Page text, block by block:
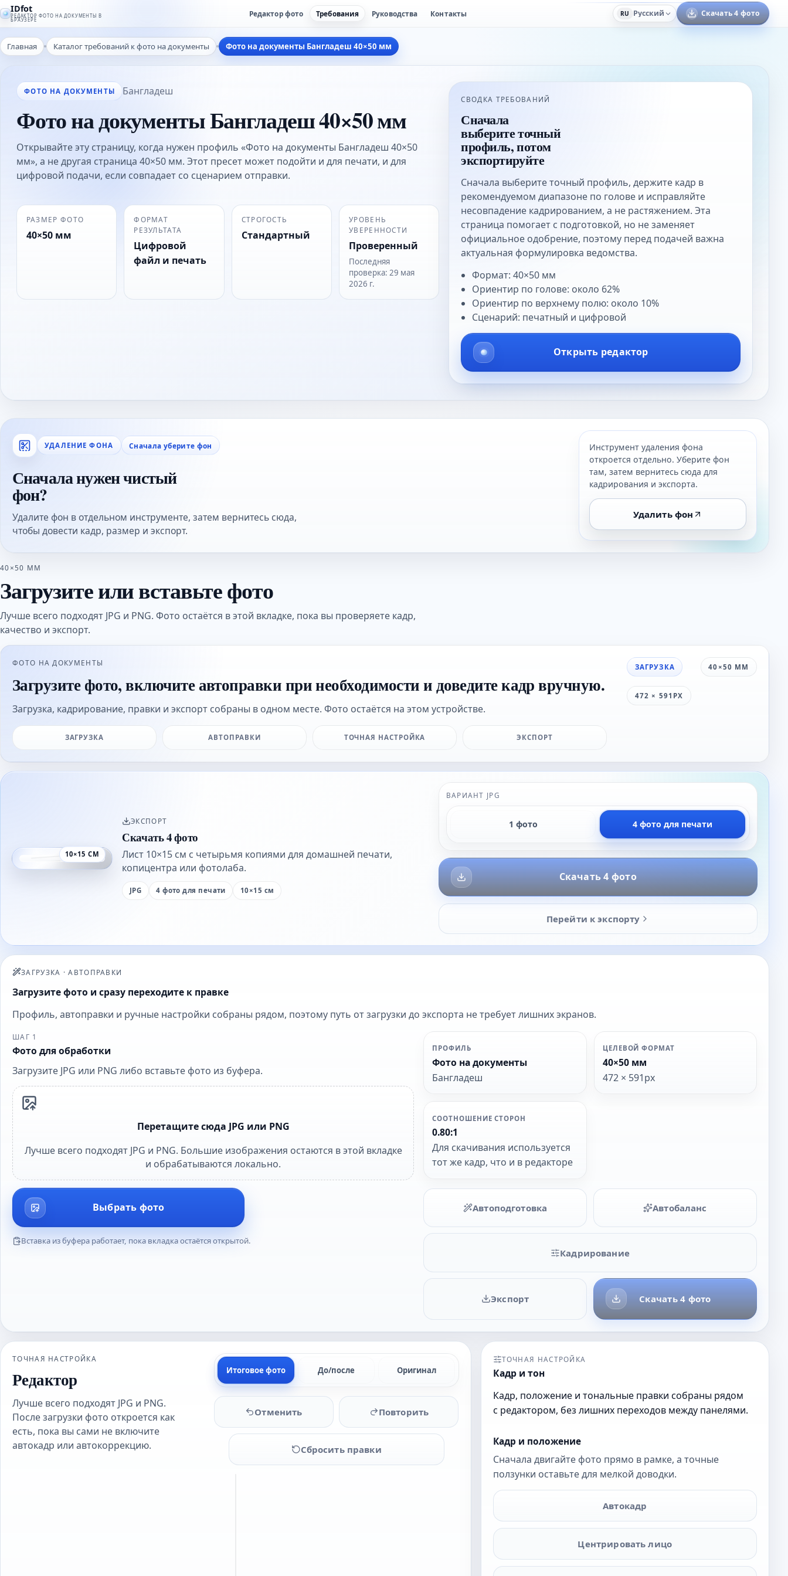
IDfot
РЕДАКТОР ФОТО НА ДОКУМЕНТЫ В
БРАУЗЕРЕ
Редактор фото Требования Руководства Контакты RU Русский Скачать 4 фото
Главная Каталог требований к фото на документы Фото на документы Бангладеш 40×50 мм
ФОТО НА ДОКУМЕНТЫ Бангладеш
Фото на документы Бангладеш 40×50 мм
Открывайте эту страницу, когда нужен профиль «Фото на документы Бангладеш 40×50
мм», а не другая страница 40×50 мм. Этот пресет может подойти и для печати, и для
цифровой подачи, если совпадает со сценарием отправки.
РАЗМЕР ФОТО
40×50 мм
ФОРМАТ
РЕЗУЛЬТАТА
Цифровой
файл и печать
СТРОГОСТЬ
Стандартный
УРОВЕНЬ
УВЕРЕННОСТИ
Проверенный
Последняя
проверка:29 мая
2026 г.
СВОДКА ТРЕБОВАНИЙ
Сначала
выберите точный
профиль, потом
экспортируйте
Сначала выберите точный профиль, держите кадр в
рекомендуемом диапазоне по голове и исправляйте
несовпадение кадрированием, а не растяжением. Эта
страница помогает с подготовкой, но не заменяет
официальное одобрение, поэтому перед подачей важна
актуальная формулировка ведомства.
Формат: 40×50 мм
Ориентир по голове: около 62%
Ориентир по верхнему полю: около 10%
Сценарий: печатный и цифровой
Открыть редактор
УДАЛЕНИЕ ФОНА Сначала уберите фон
Сначала нужен чистый
фон?
Удалите фон в отдельном инструменте, затем вернитесь сюда,
чтобы довести кадр, размер и экспорт.
Инструмент удаления фона
откроется отдельно. Уберите фон
там, затем вернитесь сюда для
кадрирования и экспорта.
Удалить фон
40×50 ММ
Загрузите или вставьте фото
Лучше всего подходят JPG и PNG. Фото остаётся в этой вкладке, пока вы проверяете кадр,
качество и экспорт.
ФОТО НА ДОКУМЕНТЫ
Загрузите фото, включите автоправки при необходимости и доведите кадр вручную.
Загрузка, кадрирование, правки и экспорт собраны в одном месте. Фото остаётся на этом устройстве.
ЗАГРУЗКА 40×50 ММ
472 × 591PX
ЗАГРУЗКА АВТОПРАВКИ ТОЧНАЯ НАСТРОЙКА ЭКСПОРТ
10×15 СМ
ЭКСПОРТ
Скачать 4 фото
Лист 10×15 см с четырьмя копиями для домашней печати,
копицентра или фотолаба.
JPG 4 фото для печати 10×15 см
ВАРИАНТ JPG
1 фото 4 фото для печати
Скачать 4 фото
Перейти к экспорту
ЗАГРУЗКА ·АВТОПРАВКИ
Загрузите фото и сразу переходите к правке
Профиль, автоправки и ручные настройки собраны рядом, поэтому путь от загрузки до экспорта не требует лишних экранов.
ШАГ 1
Фото для обработки
Загрузите JPG или PNG либо вставьте фото из буфера.
Перетащите сюда JPG или PNG
Лучше всего подходят JPG и PNG. Большие изображения остаются в этой вкладке
и обрабатываются локально.
Выбрать фото
Вставка из буфера работает, пока вкладка остаётся открытой.
ПРОФИЛЬ
Фото на документы
Бангладеш
ЦЕЛЕВОЙ ФОРМАТ
40×50 мм
472 × 591px
СООТНОШЕНИЕ СТОРОН
0.80:1
Для скачивания используется
тот же кадр, что и в редакторе
Автоподготовка Автобаланс
Кадрирование
Скачать 4 фото
Экспорт
ТОЧНАЯ НАСТРОЙКА
Редактор
Лучше всего подходят JPG и PNG.
После загрузки фото откроется как
есть, пока вы сами не включите
автокадр или автокоррекцию.
Итоговое фото До/после Оригинал
Отменить Повторить
Сбросить правки
ТОЧНАЯ НАСТРОЙКА
Кадр и тон
Кадр, положение и тональные правки собраны рядом
с редактором, без лишних переходов между панелями.
Кадр и положение
Сначала двигайте фото прямо в рамке, а точные
ползунки оставьте для мелкой доводки.
Автокадр
Центрировать лицо